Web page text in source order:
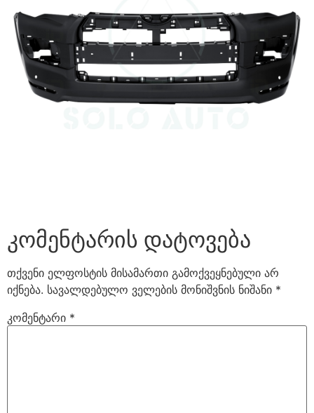
კომენტარის დატოვება
თქვენი ელფოსტის მისამართი გამოქვეყნებული არ
იქნება. სავალდებულო ველების მონიშვნის ნიშანი *
კომენტარი *